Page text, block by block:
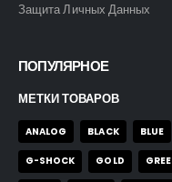
Защита Личных Данных
ПОПУЛЯРНОЕ
МЕТКИ ТОВАРОВ
ANALOG BLACK BLUE
G-SHOCK GOLD